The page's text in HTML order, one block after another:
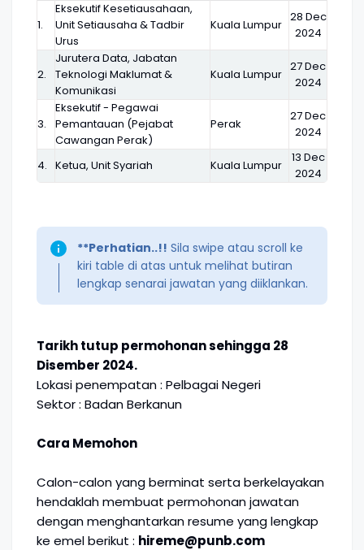
1.
Eksekutif Kesetiausahaan,
Unit Setiausaha & Tadbir
Urus
Kuala Lumpur
28 Dec
2024
2.
Jurutera Data, Jabatan
Teknologi Maklumat &
Komunikasi
Kuala Lumpur
27 Dec
2024
3.
Eksekutif - Pegawai
Pemantauan (Pejabat
Cawangan Perak)
Perak
27 Dec
2024
4. Ketua, Unit Syariah Kuala Lumpur
13 Dec
2024
**Perhatian..!! Sila swipe atau scroll ke
kiri table di atas untuk melihat butiran
lengkap senarai jawatan yang diiklankan.
Tarikh tutup permohonan sehingga 28
Disember 2024.
Lokasi penempatan : Pelbagai Negeri
Sektor : Badan Berkanun
Cara Memohon
Calon-calon yang berminat serta berkelayakan
hendaklah membuat permohonan jawatan
dengan menghantarkan resume yang lengkap
ke emel berikut : hireme@punb.com